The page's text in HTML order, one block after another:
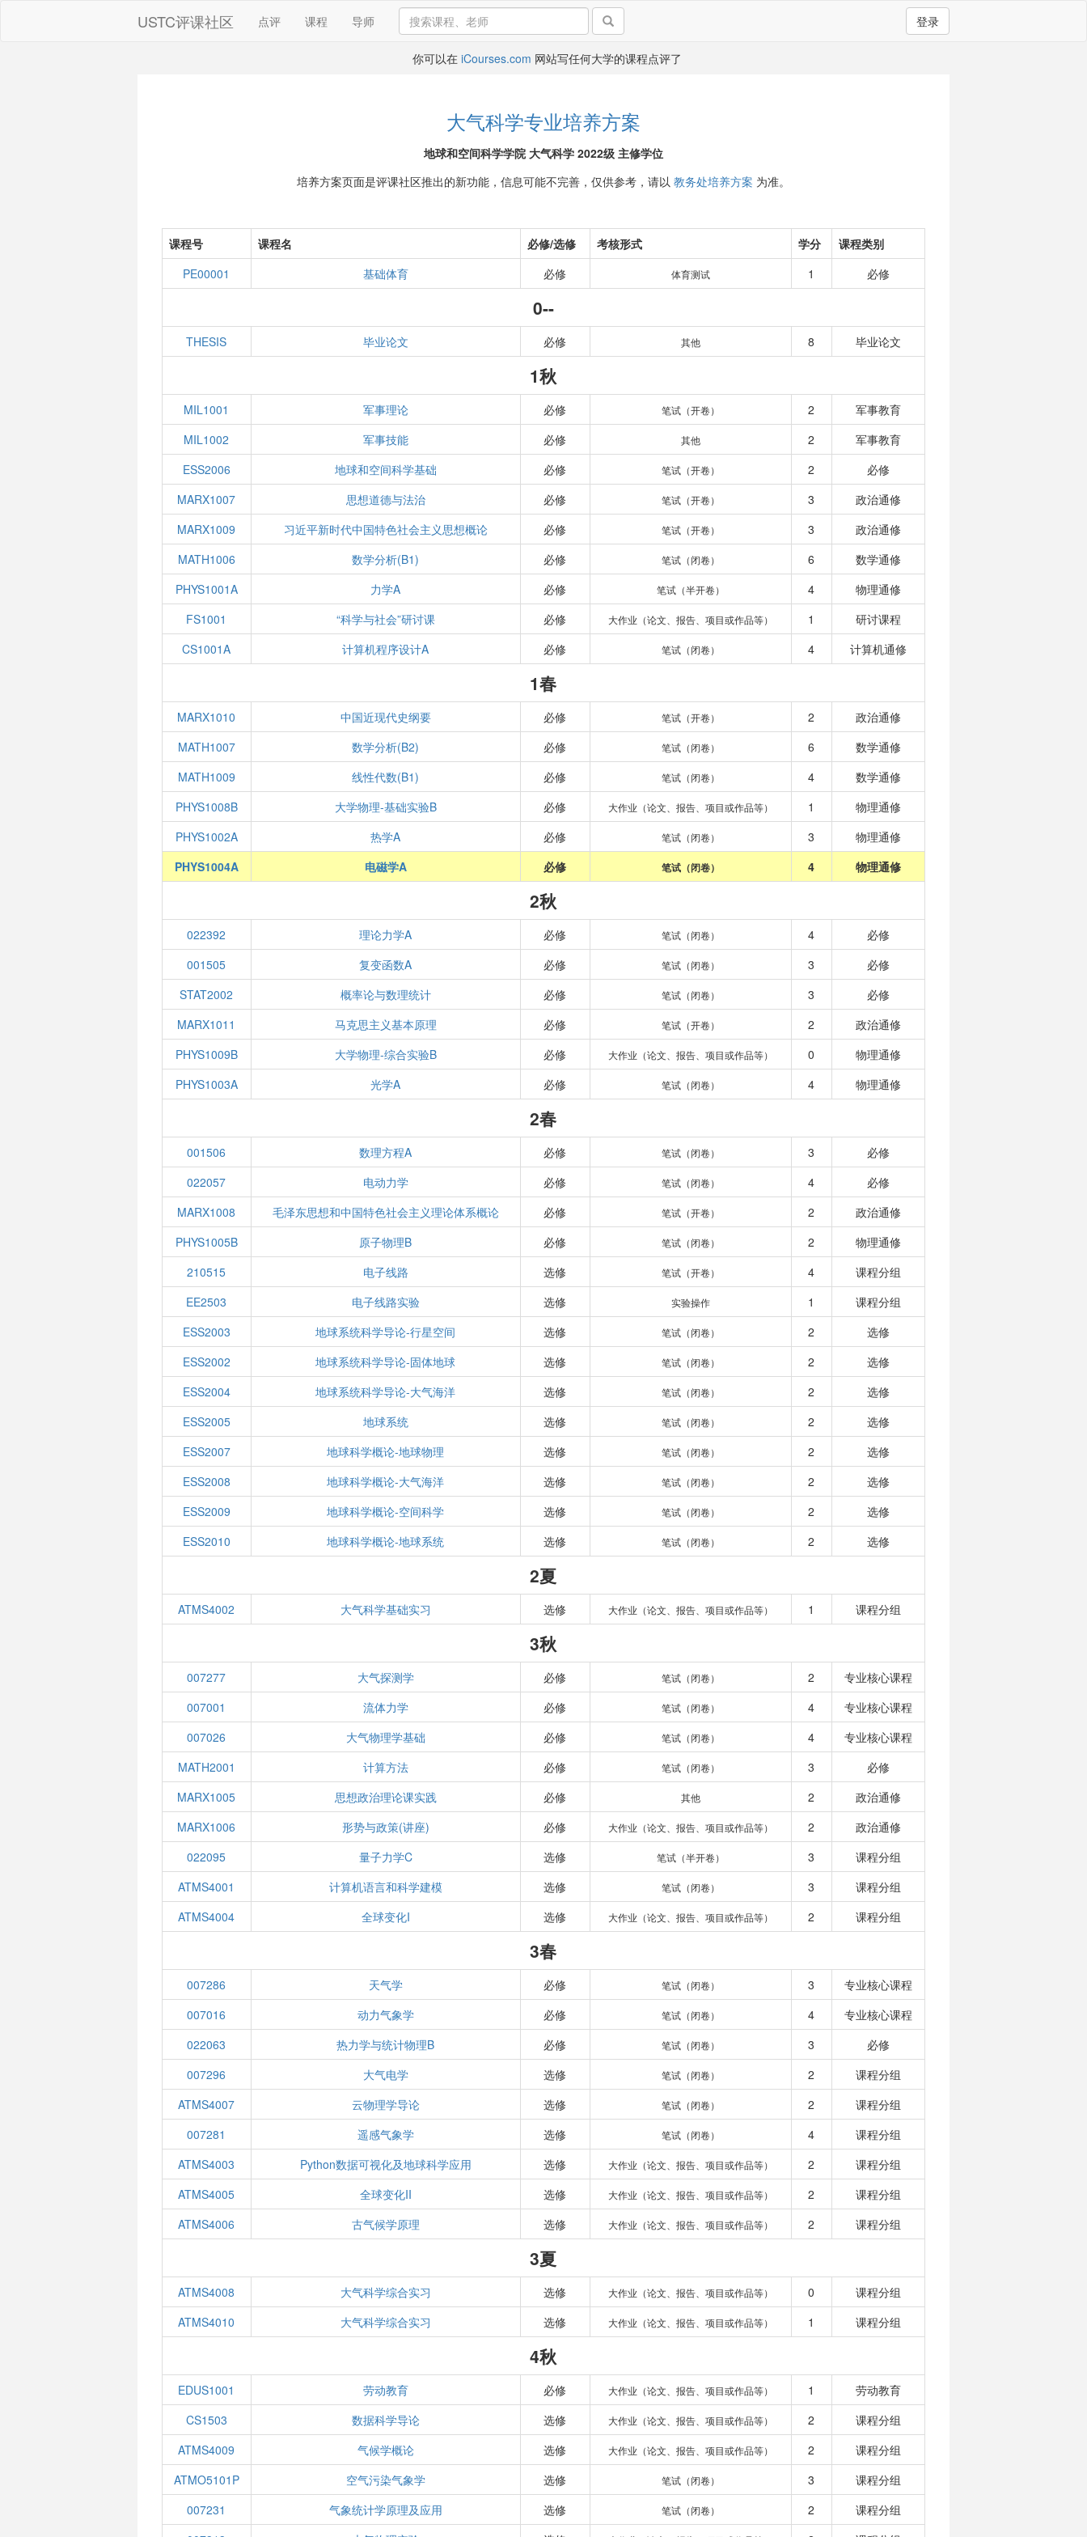
USTC评课社区 点评 课程 导师 登录
你可以在 iCourses.com 网站写任何大学的课程点评了
大气科学专业培养方案
地球和空间科学学院 大气科学 2022级 主修学位
培养方案页面是评课社区推出的新功能，信息可能不完善，仅供参考，请以 教务处培养方案 为准。
课程号 课程名 必修/选修 考核形式 学分
课程类别
PE00001
基础体育 必修 体育测试 1 必修
0--
THESIS 毕业论文 必修 其他 8 毕业论文
1秋
MIL1001 军事理论 必修 笔试（开卷） 2
军事教育
MIL1002
军事技能 必修 其他 2
军事教育
ESS2006
地球和空间科学基础 必修 笔试（开卷） 2
必修
MARX1007
思想道德与法治 必修 笔试（开卷） 3
政治通修
MARX1009
习近平新时代中国特色社会主义思想概论 必修 笔试（开卷） 3
政治通修
MATH1006
数学分析(B1) 必修 笔试（闭卷） 6
数学通修
PHYS1001A
力学A 必修 笔试（半开卷） 4
物理通修
FS1001
“科学与社会”研讨课 必修 大作业（论文、报告、项目或作品等） 1
研讨课程
CS1001A
计算机程序设计A 必修 笔试（闭卷） 4 计算机通修
1春
MARX1010 中国近现代史纲要 必修 笔试（开卷） 2
政治通修
MATH1007
数学分析(B2) 必修 笔试（闭卷） 6
数学通修
MATH1009
线性代数(B1) 必修 笔试（闭卷） 4
数学通修
PHYS1008B
大学物理-基础实验B 必修 大作业（论文、报告、项目或作品等） 1
物理通修
PHYS1002A
热学A 必修 笔试（闭卷） 3
物理通修
PHYS1004A
电磁学A 必修 笔试（闭卷） 4 物理通修
2秋
022392 理论力学A 必修 笔试（闭卷） 4
必修
001505
复变函数A 必修 笔试（闭卷） 3
必修
STAT2002
概率论与数理统计 必修 笔试（闭卷） 3
必修
MARX1011
马克思主义基本原理 必修 笔试（开卷） 2
政治通修
PHYS1009B
大学物理-综合实验B 必修 大作业（论文、报告、项目或作品等） 0
物理通修
PHYS1003A
光学A 必修 笔试（闭卷） 4 物理通修
2春
001506 数理方程A 必修 笔试（闭卷） 3
必修
022057
电动力学 必修 笔试（闭卷） 4
必修
MARX1008
毛泽东思想和中国特色社会主义理论体系概论 必修 笔试（开卷） 2
政治通修
PHYS1005B
原子物理B 必修 笔试（闭卷） 2
物理通修
210515
电子线路 选修 笔试（开卷） 4
课程分组
EE2503
电子线路实验 选修 实验操作 1
课程分组
ESS2003
地球系统科学导论-行星空间 选修 笔试（闭卷） 2
选修
ESS2002
地球系统科学导论-固体地球 选修 笔试（闭卷） 2
选修
ESS2004
地球系统科学导论-大气海洋 选修 笔试（闭卷） 2
选修
ESS2005
地球系统 选修 笔试（闭卷） 2
选修
ESS2007
地球科学概论-地球物理 选修 笔试（闭卷） 2
选修
ESS2008
地球科学概论-大气海洋 选修 笔试（闭卷） 2
选修
ESS2009
地球科学概论-空间科学 选修 笔试（闭卷） 2
选修
ESS2010
地球科学概论-地球系统 选修 笔试（闭卷） 2 选修
2夏
ATMS4002 大气科学基础实习 选修 大作业（论文、报告、项目或作品等） 1 课程分组
3秋
007277 大气探测学 必修 笔试（闭卷） 2
专业核心课程
007001
流体力学 必修 笔试（闭卷） 4
专业核心课程
007026
大气物理学基础 必修 笔试（闭卷） 4
专业核心课程
MATH2001
计算方法 必修 笔试（闭卷） 3
必修
MARX1005
思想政治理论课实践 必修 其他 2
政治通修
MARX1006
形势与政策(讲座) 必修 大作业（论文、报告、项目或作品等） 2
政治通修
022095
量子力学C 选修 笔试（半开卷） 3
课程分组
ATMS4001
计算机语言和科学建模 选修 笔试（闭卷） 3
课程分组
ATMS4004
全球变化I 选修 大作业（论文、报告、项目或作品等） 2 课程分组
3春
007286 天气学 必修 笔试（闭卷） 3
专业核心课程
007016
动力气象学 必修 笔试（闭卷） 4
专业核心课程
022063
热力学与统计物理B 必修 笔试（闭卷） 3
必修
007296
大气电学 选修 笔试（闭卷） 2
课程分组
ATMS4007
云物理学导论 选修 笔试（闭卷） 2
课程分组
007281
遥感气象学 选修 笔试（闭卷） 4
课程分组
ATMS4003
Python数据可视化及地球科学应用 选修 大作业（论文、报告、项目或作品等） 2
课程分组
ATMS4005
全球变化II 选修 大作业（论文、报告、项目或作品等） 2
课程分组
ATMS4006
古气候学原理 选修 大作业（论文、报告、项目或作品等） 2 课程分组
3夏
ATMS4008 大气科学综合实习 选修 大作业（论文、报告、项目或作品等） 0
课程分组
ATMS4010
大气科学综合实习 选修 大作业（论文、报告、项目或作品等） 1 课程分组
4秋
EDUS1001 劳动教育 必修 大作业（论文、报告、项目或作品等） 1
劳动教育
CS1503
数据科学导论 选修 大作业（论文、报告、项目或作品等） 2
课程分组
ATMS4009
气候学概论 选修 大作业（论文、报告、项目或作品等） 2
课程分组
ATMO5101P
空气污染气象学 选修 笔试（闭卷） 3
课程分组
007231
气象统计学原理及应用 选修 笔试（闭卷） 2
课程分组